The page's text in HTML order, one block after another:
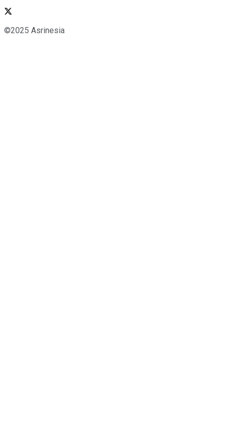
©2025 Asrinesia